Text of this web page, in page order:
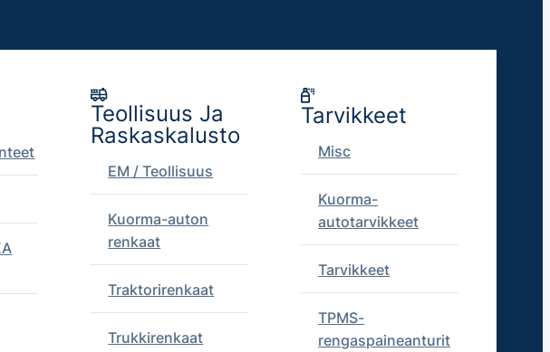
Teollisuus Ja
Raskaskalusto
EM / Teollisuus
Kuorma-auton
renkaat
Traktorirenkaat
Trukkirenkaat
Tarvikkeet
Misc
Kuorma-
autotarvikkeet
Tarvikkeet
TPMS-
rengaspaineanturit